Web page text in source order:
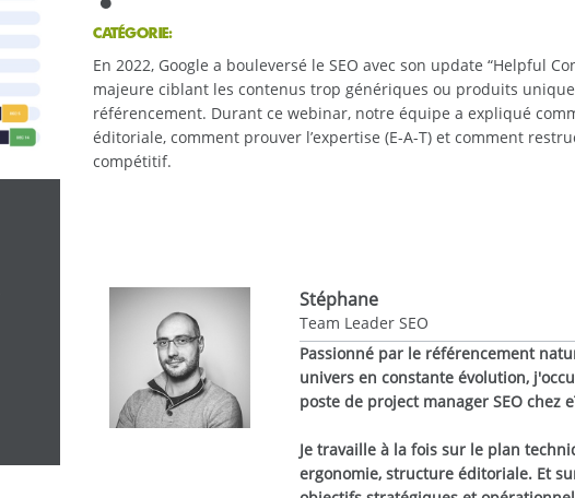
CATÉGORIE:
En 2022, Google a bouleversé le SEO avec son update “Helpful
majeure ciblant les contenus trop génériques ou produits
référencement. Durant ce webinar, notre équipe a expliqué
éditoriale, comment prouver l’expertise (E-A-T) et comment
compétitif.
Stéphane
Team Leader SEO
Passionné par le référencement
univers en constante évolution,
poste de project manager SEO chez
Je travaille à la fois sur le plan
ergonomie, structure éditoriale. Et